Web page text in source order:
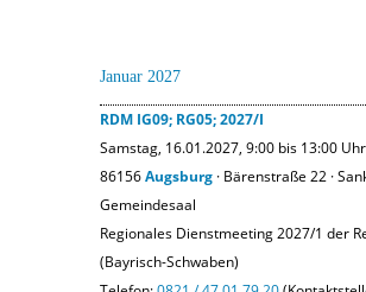
Januar 2027
RDM IG09; RG05; 2027/I
Samstag, 16.01.2027, 9:00 bis 13:00 Uhr
86156Augsburg · Bärenstraße 22 ·
Gemeindesaal
Regionales Dienstmeeting 2027/1 der
(Bayrisch-Schwaben)